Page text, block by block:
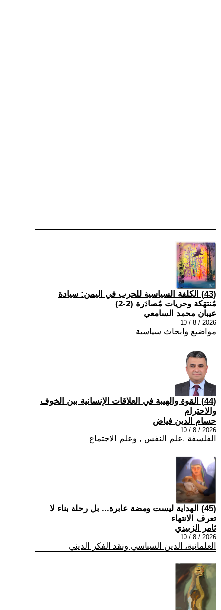
(43) الكلفة السياسية للحرب في اليمن: سيادة
مُنتهَكة وحريات مُصادَرة (2-2)
عيبان محمد السامعي
2026 / 8 / 10
مواضيع وابحاث سياسية
(44) القوة والهيبة في العلاقات الإنسانية بين الخوف
والاحترام
حسام الدين فياض
2026 / 8 / 10
الفلسفة ,علم النفس , وعلم الاجتماع
(45) الهداية ليست ومضة عابرة... بل رحلة بناء لا
تعرف الانتهاء
ثامر الزبيدي
2026 / 8 / 10
العلمانية، الدين السياسي ونقد الفكر الديني